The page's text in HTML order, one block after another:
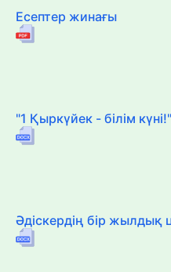
Есептер жинағы
"1 Қыркүйек - білім күні!"
Әдіскердің бір жылдық